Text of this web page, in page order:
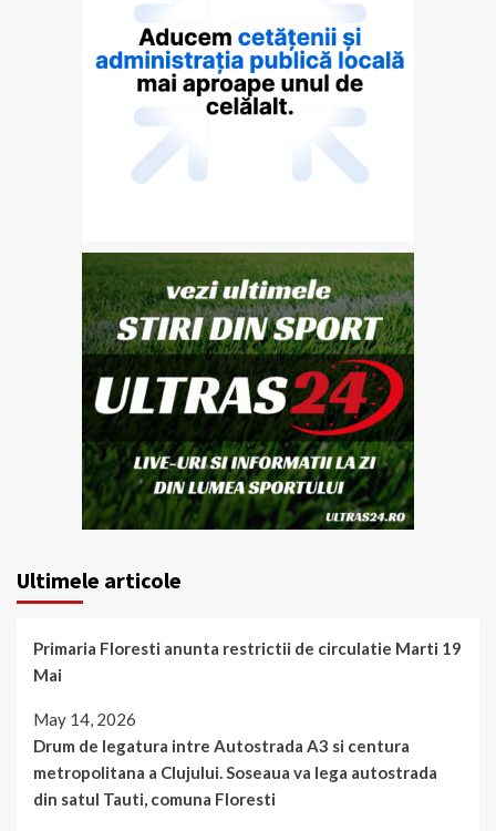
Ultimele articole
Primaria Floresti anunta restrictii de circulatie Marti 19
Mai
May 14, 2026
Drum de legatura intre Autostrada A3 si centura
metropolitana a Clujului. Soseaua va lega autostrada
din satul Tauti, comuna Floresti